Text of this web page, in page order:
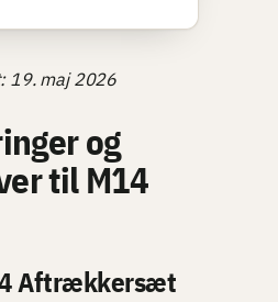
19. maj 2026
og
til M14
Aftrækkersæt